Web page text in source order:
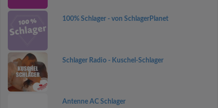
100% Schlager - von SchlagerPlanet
Schlager Radio - Kuschel-Schlager
Antenne AC Schlager